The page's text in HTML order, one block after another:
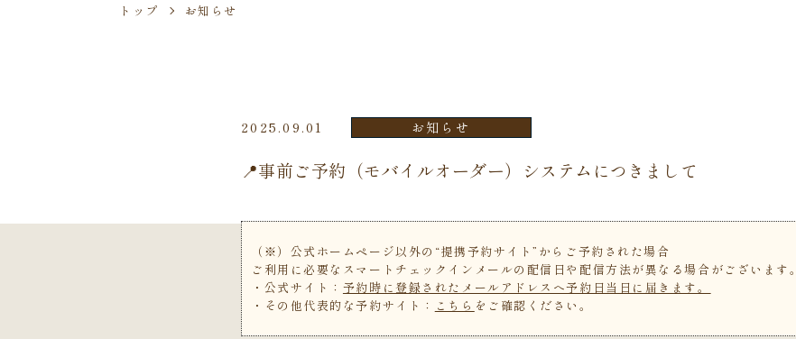
トップ お知らせ
2025.09.01 お知らせ
📍事前ご予約（モバイルオーダー）システムにつきまして
（※）公式ホームページ以外の“提携予約サイト”からご予約された場合
ご利用に必要なスマートチェックインメールの配信日や配信方法が異なる場合がございます。
・公式サイト： 予約時に登録されたメールアドレスへ予約日当日に届きます。
・その他代表的な予約サイト： こちら をご確認ください。